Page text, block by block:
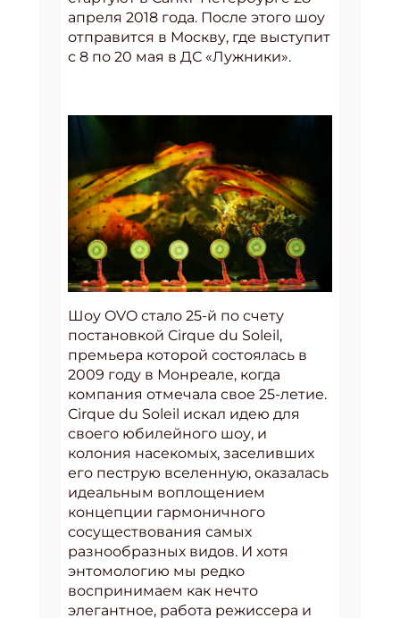
апреля 2018 года. После этого шоу
отправится в Москву, где выступит
с 8 по 20 мая в ДС «Лужники».
Шоу OVO стало 25-й по счету
постановкой Cirque du Soleil,
премьера которой состоялась в
2009 году в Монреале, когда
компания отмечала свое 25-летие.
Cirque du Soleil искал идею для
своего юбилейного шоу, и
колония насекомых, заселивших
его пеструю вселенную, оказалась
идеальным воплощением
концепции гармоничного
сосуществования самых
разнообразных видов. И хотя
энтомологию мы редко
воспринимаем как нечто
элегантное, работа режиссера и